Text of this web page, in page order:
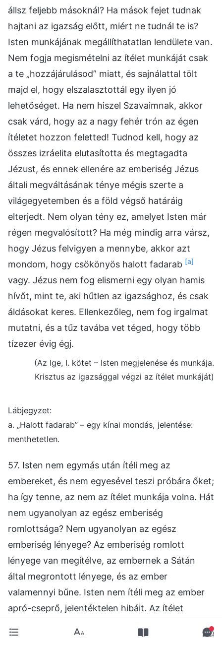
állsz feljebb másoknál? Ha mások fejet tudnak
hajtani az igazság előtt, miért ne tudnál te is?
Isten munkájának megállíthatatlan lendülete van.
Nem fogja megismételni az ítélet munkáját csak
a te „hozzájárulásod” miatt, és sajnálattal tölt
majd el, hogy elszalasztottál egy ilyen jó
lehetőséget. Ha nem hiszel Szavaimnak, akkor
csak várd, hogy az a nagy fehér trón az égen
ítéletet hozzon feletted! Tudnod kell, hogy az
összes izráelita elutasította és megtagadta
Jézust, és ennek ellenére az emberiség Jézus
általi megváltásának ténye mégis szerte a
világegyetemben és a föld végső határáig
elterjedt. Nem olyan tény ez, amelyet Isten már
régen megvalósított? Ha még mindig arra vársz,
hogy Jézus felvigyen a mennybe, akkor azt
mondom, hogy csökönyös halott fadarab [a]
vagy. Jézus nem fog elismerni egy olyan hamis
hívőt, mint te, aki hűtlen az igazsághoz, és csak
áldásokat keres. Ellenkezőleg, nem fog irgalmat
mutatni, és a tűz tavába vet téged, hogy több
tízezer évig égj.
(Az Ige, I. kötet – Isten megjelenése és munkája.
Krisztus az igazsággal végzi az ítélet munkáját)
Lábjegyzet:
a. „Halott fadarab” – egy kínai mondás, jelentése:
menthetetlen.
57. Isten nem egymás után ítéli meg az
embereket, és nem egyesével teszi próbára őket;
ha így tenne, az nem az ítélet munkája volna. Hát
nem ugyanolyan az egész emberiség
romlottsága? Nem ugyanolyan az egész
emberiség lényege? Az emberiség romlott
lényege van megítélve, az embernek a Sátán
által megrontott lényege, és az ember
valamennyi bűne. Isten nem ítéli meg az ember
apró-cseprő, jelentéktelen hibáit. Az ítélet
bizonyos személyre vonatkozóan valósul meg.